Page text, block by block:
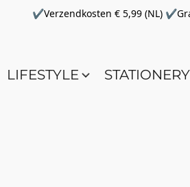
✔Verzendkosten € 5,99 (NL)
LIFESTYLE